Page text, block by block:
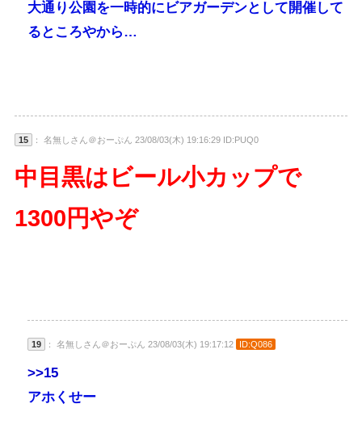
大通り公園を一時的にビアガーデンとして開催して
るところやから…
15 ： 名無しさん＠おーぷん 23/08/03(木) 19:16:29 ID:PUQ0
中目黒はビール小カップで
1300円やぞ
19 ： 名無しさん＠おーぷん 23/08/03(木) 19:17:12 ID:Q086
>>15
アホくせー